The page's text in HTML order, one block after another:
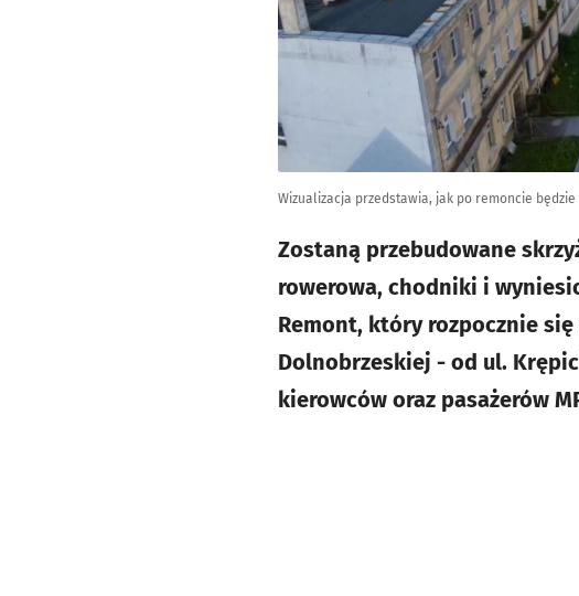
Wizualizacja przedstawia, jak po remoncie
Zostaną przebudowane
rowerowa, chodniki i
Remont, który rozpocznie
Dolnobrzeskiej - od ul.
kierowców oraz pasażerów